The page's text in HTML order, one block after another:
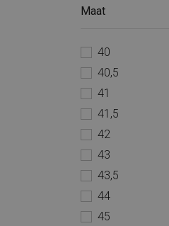
Maat
40
40,5
41
41,5
42
43
43,5
44
45